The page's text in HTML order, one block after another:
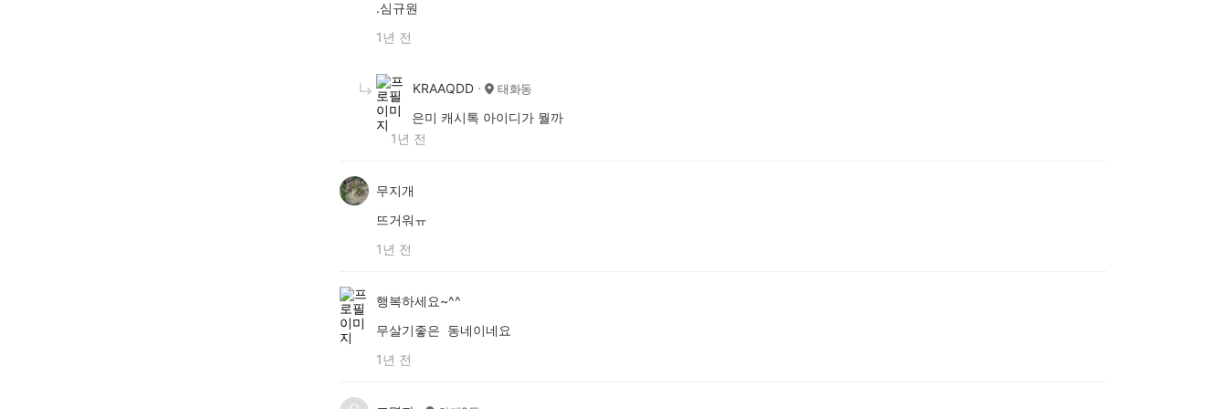
.심규원
1년 전
KRAAQDD 태화동
은미 캐시톡 아이디가 뭘까
1년 전
무지개
뜨거워ㅠ
1년 전
행복하세요~^^
무살기좋은 동네이네요
1년 전